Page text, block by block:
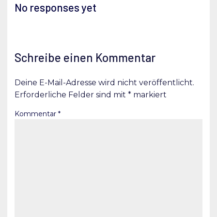
No responses yet
Schreibe einen Kommentar
Deine E-Mail-Adresse wird nicht veröffentlicht.
Erforderliche Felder sind mit * markiert
Kommentar *